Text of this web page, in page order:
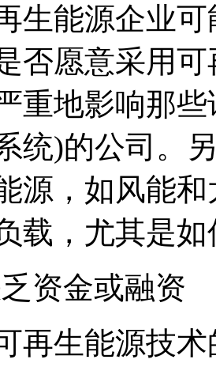
能源企业可
否愿意采用
重地影响那
统)的公司。
源，如风能
载，尤其是
资金或融资
生能源技术